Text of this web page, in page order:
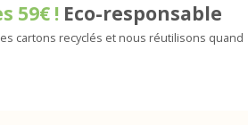
59€ ! Eco-responsable
cartons recyclés et nous réutilisons quand